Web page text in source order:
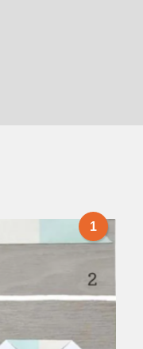
1